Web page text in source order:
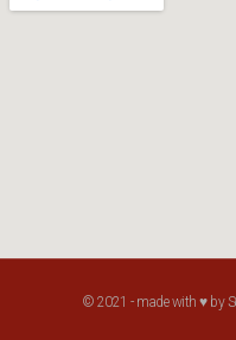
© 2021 - made with ♥ by